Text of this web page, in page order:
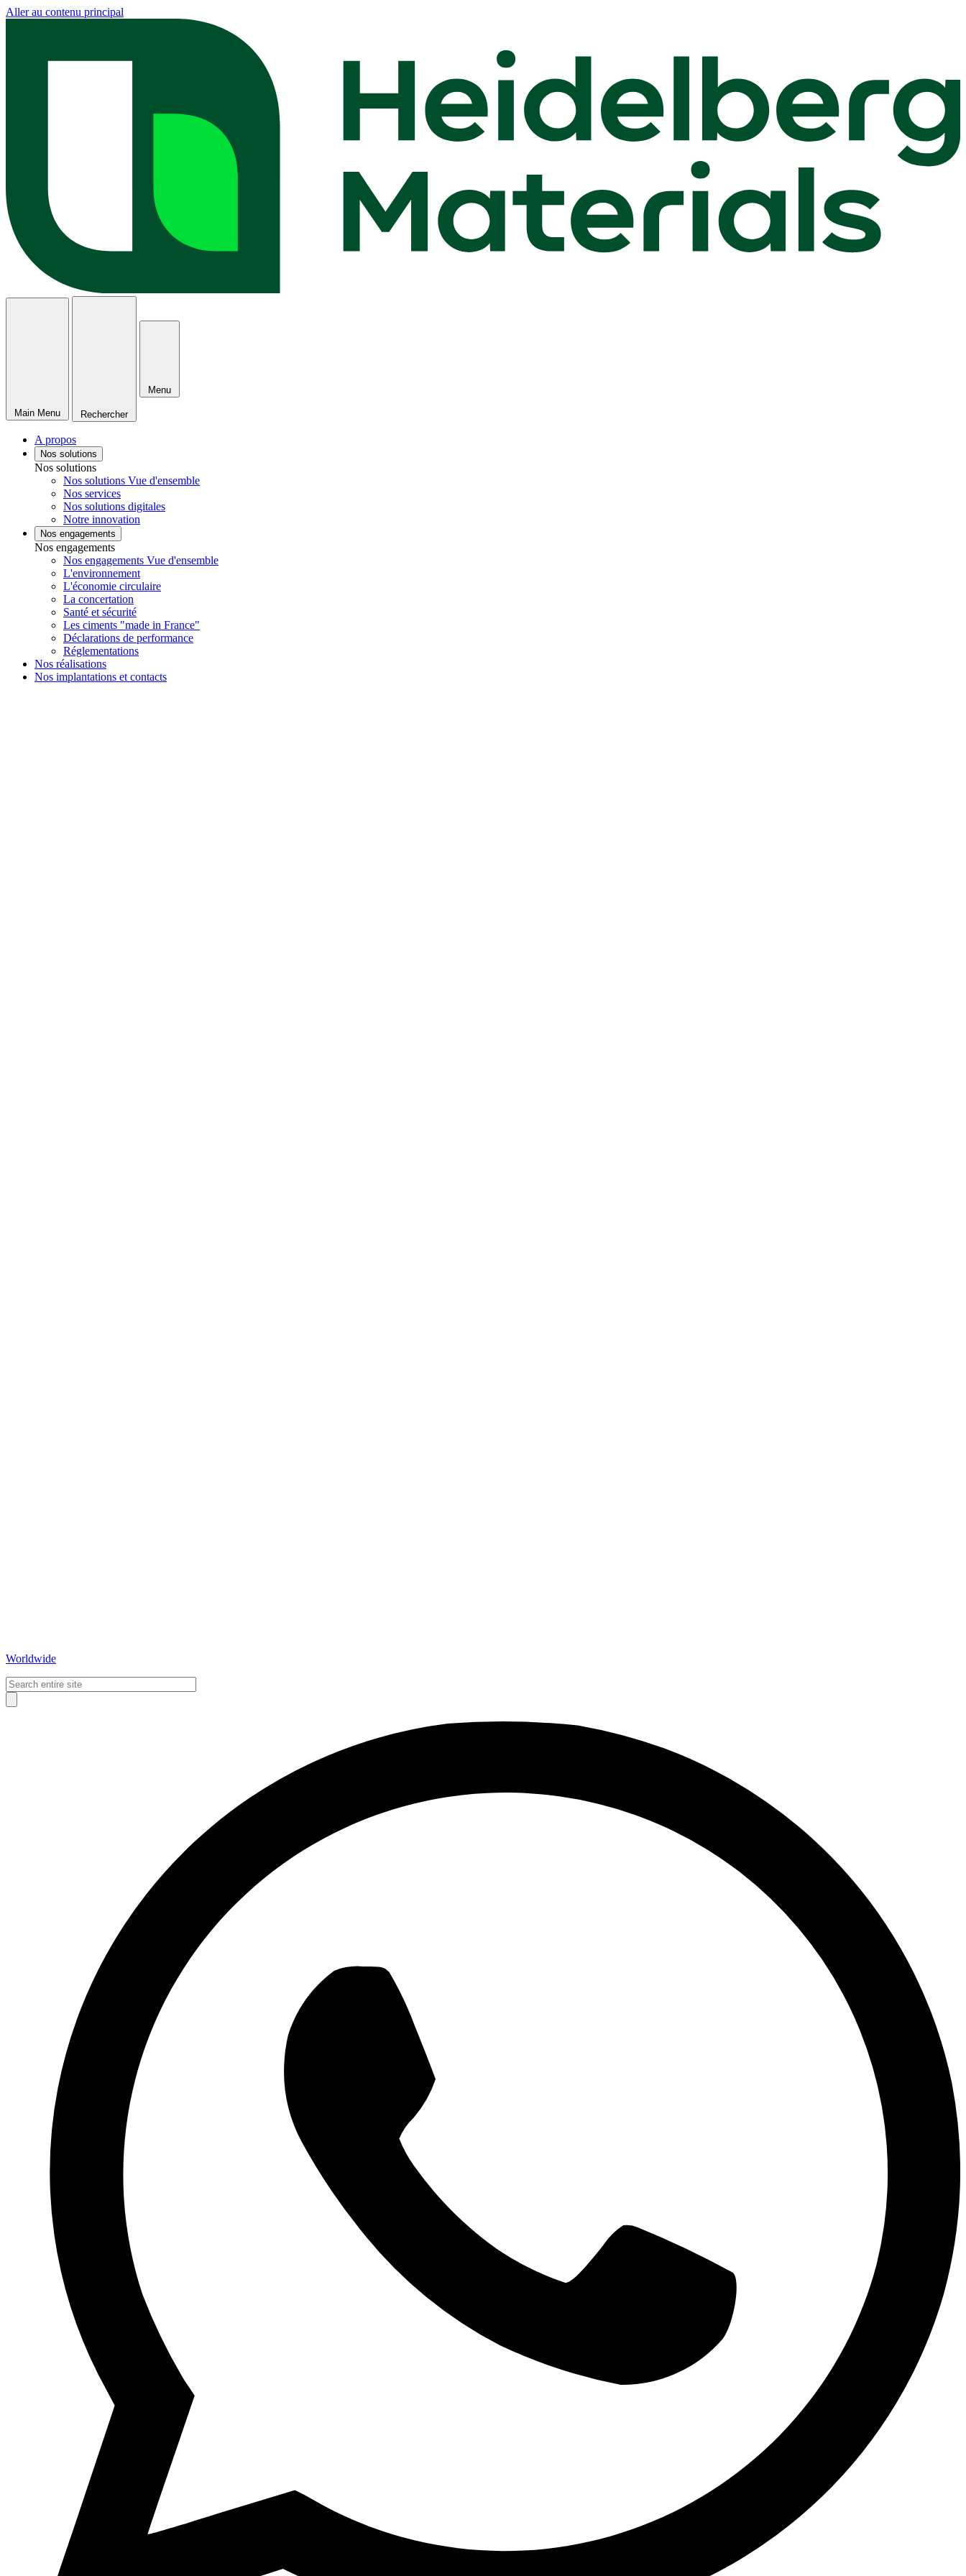
Aller au contenu principal
Main Menu Rechercher
Menu
A propos
Nos solutions
Nos solutions
Nos solutions Vue d'ensemble
Nos services
Nos solutions digitales
Notre innovation
Nos engagements
Nos engagements
Nos engagements Vue d'ensemble
L'environnement
L'économie circulaire
La concertation
Santé et sécurité
Les ciments "made in France"
Déclarations de performance
Réglementations
Nos réalisations
Nos implantations et contacts
Worldwide